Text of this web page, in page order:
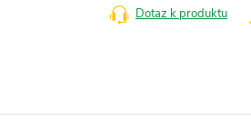
Dotaz k produktu